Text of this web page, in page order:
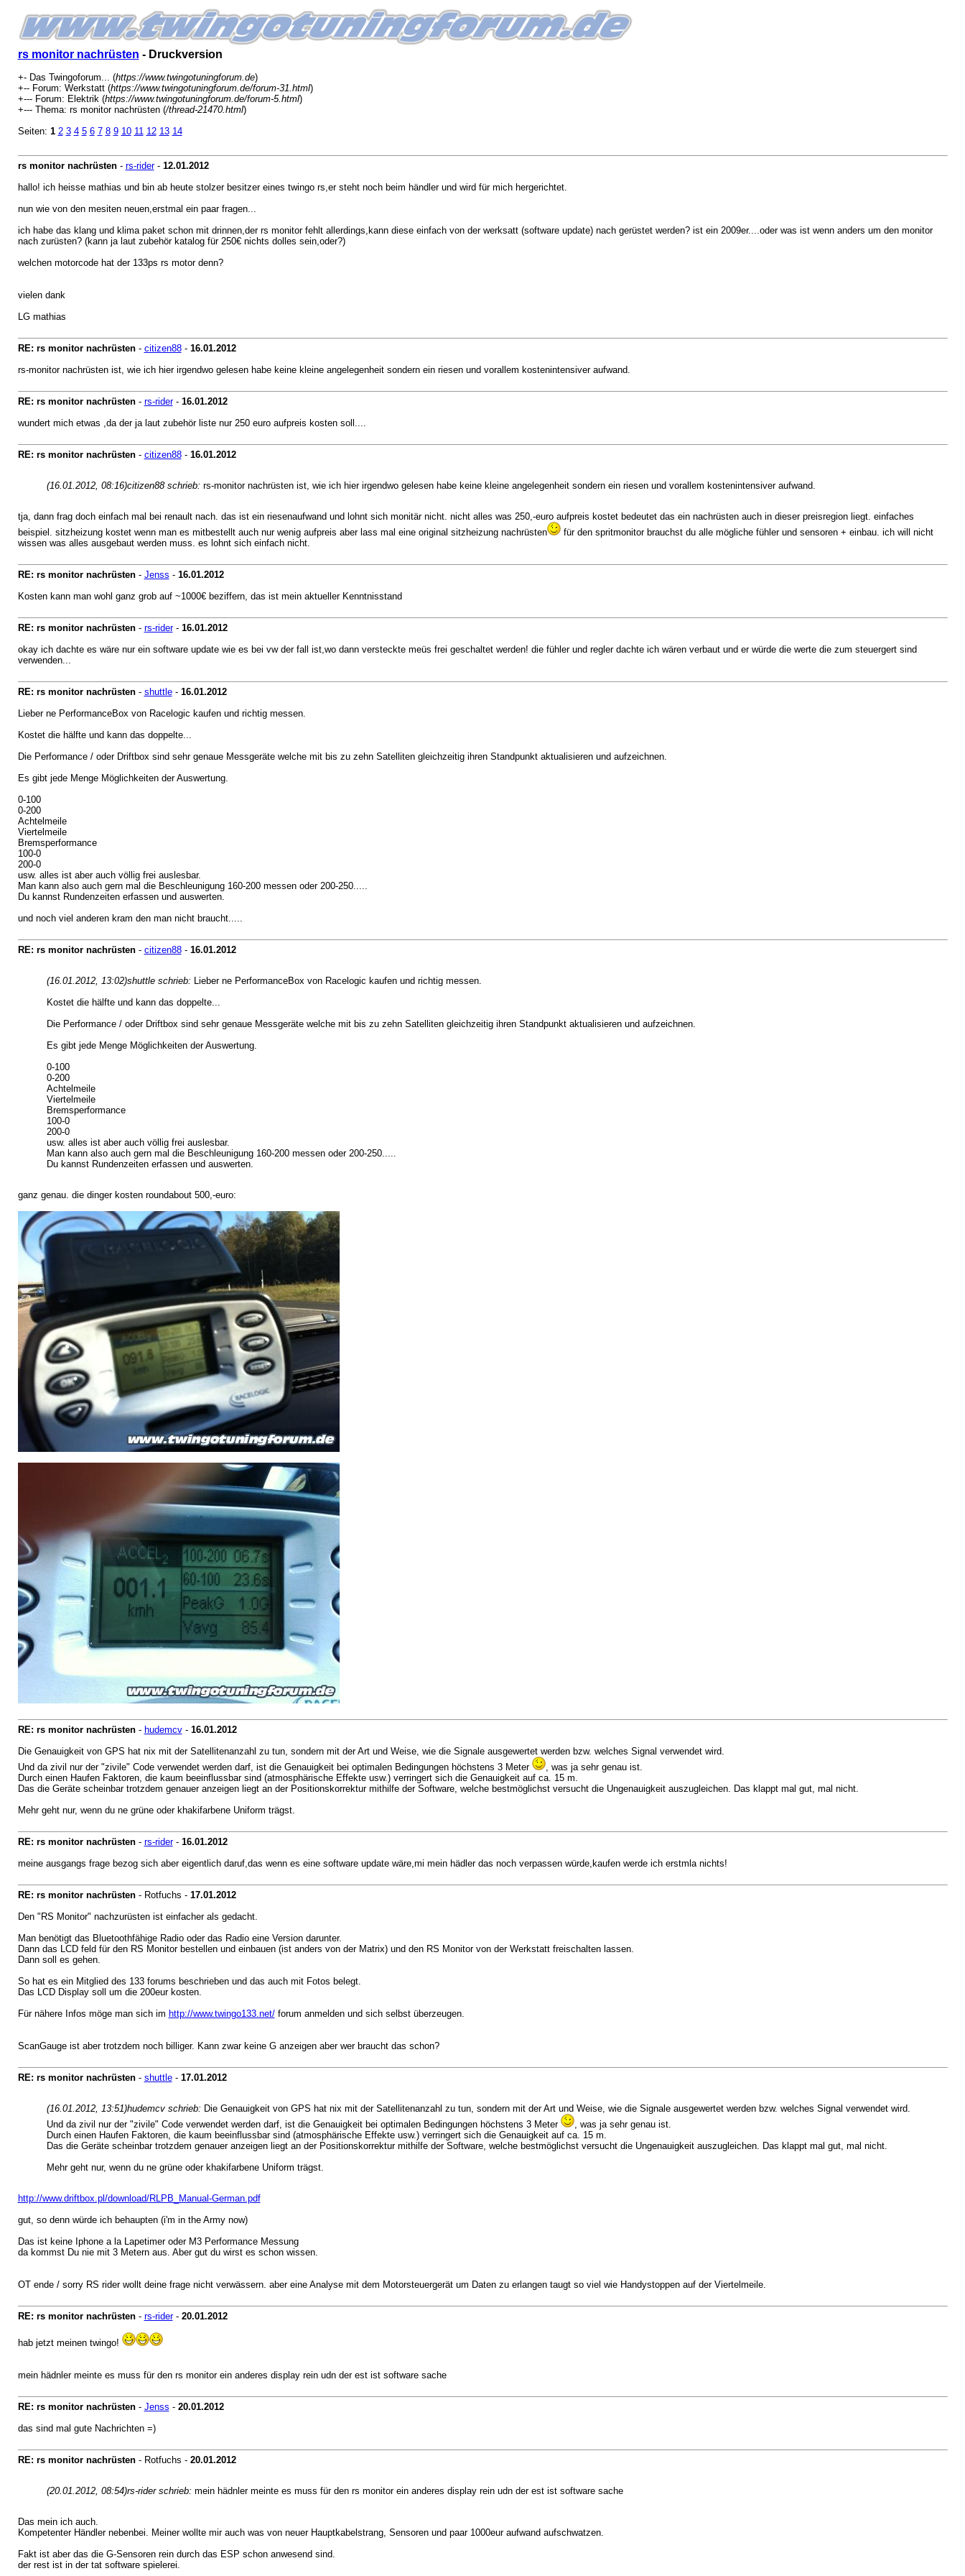
rs monitor nachrüsten - Druckversion
+- Das Twingoforum... (https://www.twingotuningforum.de)
+-- Forum: Werkstatt (https://www.twingotuningforum.de/forum-31.html)
+--- Forum: Elektrik (https://www.twingotuningforum.de/forum-5.html)
+--- Thema: rs monitor nachrüsten (/thread-21470.html)
Seiten: 1 2 3 4 5 6 7 8 9 10 11 12 13 14
rs monitor nachrüsten- rs-rider- 12.01.2012
hallo! ich heisse mathias und bin ab heute stolzer besitzer eines twingo rs,er steht noch beim händler und wird für mich hergerichtet.
nun wie von den mesiten neuen,erstmal ein paar fragen...
ich habe das klang und klima paket schon mit drinnen,der rs monitor fehlt allerdings,kann diese einfach von der werksatt (software update) nach gerüstet werden? ist ein 2009er....oder was ist wenn anders um den monitor
nach zurüsten? (kann ja laut zubehör katalog für 250€ nichts dolles sein,oder?)
welchen motorcode hat der 133ps rs motor denn?
vielen dank
LG mathias
RE: rs monitor nachrüsten- citizen88- 16.01.2012
rs-monitor nachrüsten ist, wie ich hier irgendwo gelesen habe keine kleine angelegenheit sondern ein riesen und vorallem kostenintensiver aufwand.
RE: rs monitor nachrüsten- rs-rider- 16.01.2012
wundert mich etwas ,da der ja laut zubehör liste nur 250 euro aufpreis kosten soll....
RE: rs monitor nachrüsten- citizen88- 16.01.2012
(16.01.2012, 08:16)citizen88 schrieb: rs-monitor nachrüsten ist, wie ich hier irgendwo gelesen habe keine kleine angelegenheit sondern ein riesen und vorallem kostenintensiver aufwand.
tja, dann frag doch einfach mal bei renault nach. das ist ein riesenaufwand und lohnt sich monitär nicht. nicht alles was 250,-euro aufpreis kostet bedeutet das ein nachrüsten auch in dieser preisregion liegt. einfaches
beispiel. sitzheizung kostet wenn man es mitbestellt auch nur wenig aufpreis aber lass mal eine original sitzheizung nachrüsten
für den spritmonitor brauchst du alle mögliche fühler und sensoren + einbau. ich will nicht
wissen was alles ausgebaut werden muss. es lohnt sich einfach nicht.
RE: rs monitor nachrüsten- Jenss - 16.01.2012
Kosten kann man wohl ganz grob auf ~1000€ beziffern, das ist mein aktueller Kenntnisstand
RE: rs monitor nachrüsten- rs-rider- 16.01.2012
okay ich dachte es wäre nur ein software update wie es bei vw der fall ist,wo dann versteckte meüs frei geschaltet werden! die fühler und regler dachte ich wären verbaut und er würde die werte die zum steuergert sind
verwenden...
RE: rs monitor nachrüsten- shuttle- 16.01.2012
Lieber ne PerformanceBox von Racelogic kaufen und richtig messen.
Kostet die hälfte und kann das doppelte...
Die Performance / oder Driftbox sind sehr genaue Messgeräte welche mit bis zu zehn Satelliten gleichzeitig ihren Standpunkt aktualisieren und aufzeichnen.
Es gibt jede Menge Möglichkeiten der Auswertung.
0-100
0-200
Achtelmeile
Viertelmeile
Bremsperformance
100-0
200-0
usw. alles ist aber auch völlig frei auslesbar.
Man kann also auch gern mal die Beschleunigung 160-200 messen oder 200-250.....
Du kannst Rundenzeiten erfassen und auswerten.
und noch viel anderen kram den man nicht braucht.....
RE: rs monitor nachrüsten- citizen88- 16.01.2012
(16.01.2012, 13:02)shuttle schrieb: Lieber ne PerformanceBox von Racelogic kaufen und richtig messen.
Kostet die hälfte und kann das doppelte...
Die Performance / oder Driftbox sind sehr genaue Messgeräte welche mit bis zu zehn Satelliten gleichzeitig ihren Standpunkt aktualisieren und aufzeichnen.
Es gibt jede Menge Möglichkeiten der Auswertung.
0-100
0-200
Achtelmeile
Viertelmeile
Bremsperformance
100-0
200-0
usw. alles ist aber auch völlig frei auslesbar.
Man kann also auch gern mal die Beschleunigung 160-200 messen oder 200-250.....
Du kannst Rundenzeiten erfassen und auswerten.
ganz genau. die dinger kosten roundabout 500,-euro:
RE: rs monitor nachrüsten- hudemcv- 16.01.2012
Die Genauigkeit von GPS hat nix mit der Satellitenanzahl zu tun, sondern mit der Art und Weise, wie die Signale ausgewertet werden bzw. welches Signal verwendet wird.
Und da zivil nur der "zivile" Code verwendet werden darf, ist die Genauigkeit bei optimalen Bedingungen höchstens 3 Meter
, was ja sehr genau ist.
Durch einen Haufen Faktoren, die kaum beeinflussbar sind (atmosphärische Effekte usw.) verringert sich die Genauigkeit auf ca. 15 m.
Das die Geräte scheinbar trotzdem genauer anzeigen liegt an der Positionskorrektur mithilfe der Software, welche bestmöglichst versucht die Ungenauigkeit auszugleichen. Das klappt mal gut, mal nicht.
Mehr geht nur, wenn du ne grüne oder khakifarbene Uniform trägst.
RE: rs monitor nachrüsten- rs-rider- 16.01.2012
meine ausgangs frage bezog sich aber eigentlich daruf,das wenn es eine software update wäre,mi mein hädler das noch verpassen würde,kaufen werde ich erstmla nichts!
RE: rs monitor nachrüsten- Rotfuchs - 17.01.2012
Den "RS Monitor" nachzurüsten ist einfacher als gedacht.
Man benötigt das Bluetoothfähige Radio oder das Radio eine Version darunter.
Dann das LCD feld für den RS Monitor bestellen und einbauen (ist anders von der Matrix) und den RS Monitor von der Werkstatt freischalten lassen.
Dann soll es gehen.
So hat es ein Mitglied des 133 forums beschrieben und das auch mit Fotos belegt.
Das LCD Display soll um die 200eur kosten.
Für nähere Infos möge man sich im http://www.twingo133.net/forum anmelden und sich selbst überzeugen.
ScanGauge ist aber trotzdem noch billiger. Kann zwar keine G anzeigen aber wer braucht das schon?
RE: rs monitor nachrüsten- shuttle- 17.01.2012
(16.01.2012, 13:51)hudemcv schrieb: Die Genauigkeit von GPS hat nix mit der Satellitenanzahl zu tun, sondern mit der Art und Weise, wie die Signale ausgewertet werden bzw. welches Signal verwendet wird.
Und da zivil nur der "zivile" Code verwendet werden darf, ist die Genauigkeit bei optimalen Bedingungen höchstens 3 Meter
, was ja sehr genau ist.
Durch einen Haufen Faktoren, die kaum beeinflussbar sind (atmosphärische Effekte usw.) verringert sich die Genauigkeit auf ca. 15 m.
Das die Geräte scheinbar trotzdem genauer anzeigen liegt an der Positionskorrektur mithilfe der Software, welche bestmöglichst versucht die Ungenauigkeit auszugleichen. Das klappt mal gut, mal nicht.
Mehr geht nur, wenn du ne grüne oder khakifarbene Uniform trägst.
http://www.driftbox.pl/download/RLPB_Manual-German.pdf
gut, so denn würde ich behaupten (i'm in the Army now)
Das ist keine Iphone a la Lapetimer oder M3 Performance Messung
da kommst Du nie mit 3 Metern aus. Aber gut du wirst es schon wissen.
OT ende / sorry RS rider wollt deine frage nicht verwässern. aber eine Analyse mit dem Motorsteuergerät um Daten zu erlangen taugt so viel wie Handystoppen auf der Viertelmeile.
RE: rs monitor nachrüsten- rs-rider- 20.01.2012
hab jetzt meinen twingo!
mein hädnler meinte es muss für den rs monitor ein anderes display rein udn der est ist software sache
RE: rs monitor nachrüsten- Jenss - 20.01.2012
das sind mal gute Nachrichten =)
RE: rs monitor nachrüsten- Rotfuchs - 20.01.2012
(20.01.2012, 08:54)rs-rider schrieb: mein hädnler meinte es muss für den rs monitor ein anderes display rein udn der est ist software sache
Das mein ich auch.
Kompetenter Händler nebenbei. Meiner wollte mir auch was von neuer Hauptkabelstrang, Sensoren und paar 1000eur aufwand aufschwatzen.
Fakt ist aber das die G-Sensoren rein durch das ESP schon anwesend sind.
der rest ist in der tat software spielerei.